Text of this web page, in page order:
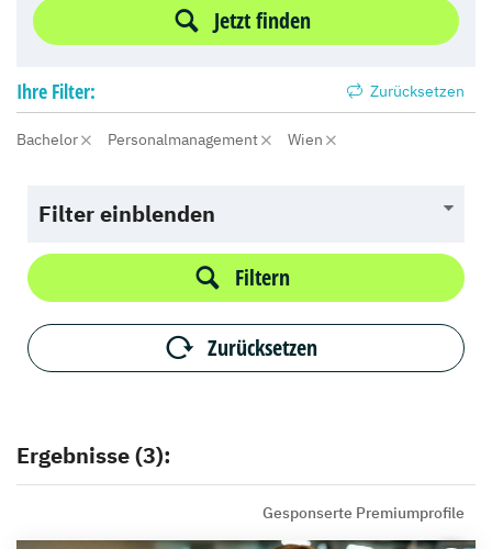
Jetzt finden
Ihre Filter: Zurücksetzen
Bachelor Personalmanagement Wien
Filter einblenden
Filtern
Zurücksetzen
Ergebnisse (3):
Gesponserte Premiumprofile